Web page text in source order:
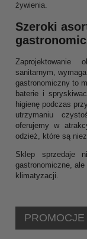
żywienia.
Szeroki
Zaprojektowanie
sanitarnym,
gastronomiczny to
baterie i
higienę podczas
utrzymaniu
oferujemy w
odzież, które są
Sklep sprzedaje
gastronomiczne,
klimatyzacji.
PROMOCJE